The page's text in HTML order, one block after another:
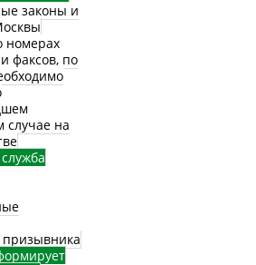
законы и
номерах
факсов, по
случае на